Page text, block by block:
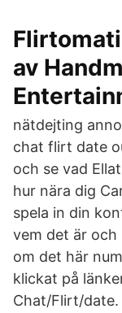
av
nätdejting
chat flirt date
och se vad
hur nära dig
spela in din
vem det är och
om det här
klickat på
Chat/Flirt/